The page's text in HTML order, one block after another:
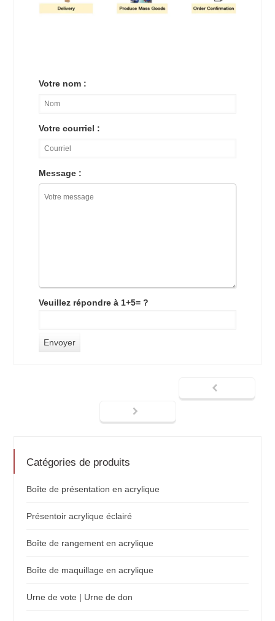
Votre nom :
Votre courriel :
Message :
Veuillez répondre à 1+5= ?
Catégories de produits
Boîte de présentation en acrylique
Présentoir acrylique éclairé
Boîte de rangement en acrylique
Boîte de maquillage en acrylique
Urne de vote | Urne de don